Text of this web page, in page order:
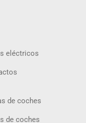
eléctricos
de coches
de coches